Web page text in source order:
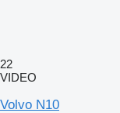
22
VIDEO
Volvo N10